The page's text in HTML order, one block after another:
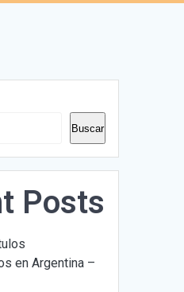
Buscar
Posts
en Argentina –